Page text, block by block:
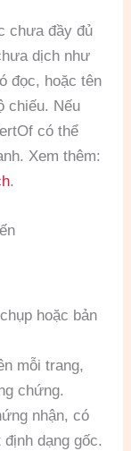
chưa đầy đủ
dịch như
đọc, hoặc tên
chiếu. Nếu
có thể
Xem thêm:
.
hoặc bản
mỗi trang,
chứng.
nhận, có
dạng gốc.